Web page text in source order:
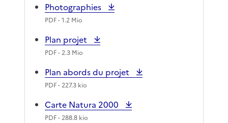
Photographies
PDF- 1.2 Mio
Plan projet
PDF- 2.3 Mio
Plan abords du projet
PDF- 227.3 kio
Carte Natura 2000
PDF- 288.8 kio